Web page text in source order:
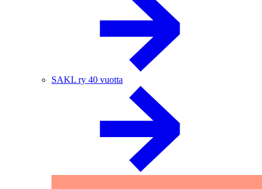
SAKL ry 40 vuotta